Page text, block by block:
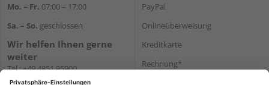
Mo. – Fr. 07:00 – 17:00
Sa. – So. geschlossen
Wir helfen Ihnen gerne
weiter
Tel.:+49 4851 95900
E-Mail:info@holzland-
PayPal
Onlineüberweisung
Kreditkarte
Rechnung*